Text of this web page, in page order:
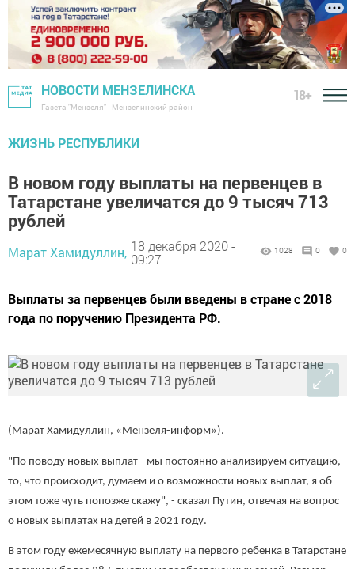
НОВОСТИ МЕНЗЕЛИНСКА
Газета "Мензеля" - Мензелинский район
18+
ЖИЗНЬ РЕСПУБЛИКИ
В новом году выплаты на первенцев в
Татарстане увеличатся до 9 тысяч 713
рублей
Марат Хамидуллин, 18 декабря 2020 -
09:27
1028 0 0
Выплаты за первенцев были введены в стране с 2018
года по поручению Президента РФ.
(Марат Хамидуллин, «Мензеля-информ»).
"По поводу новых выплат - мы постоянно анализируем ситуацию,
то, что происходит, думаем и о возможности новых выплат, я об
этом тоже чуть попозже скажу", - сказал Путин, отвечая на вопрос
о новых выплатах на детей в 2021 году.
В этом году ежемесячную выплату на первого ребенка в Татарстане